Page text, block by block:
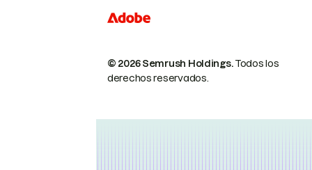
© 2026 Semrush Holdings.Todos los
derechos reservados.